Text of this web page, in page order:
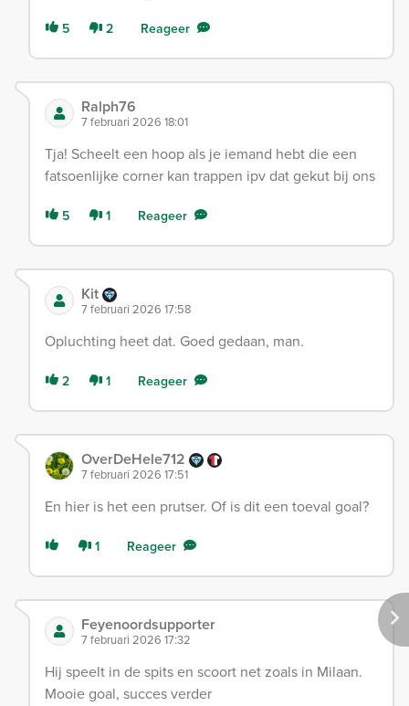
5 2 Reageer
Ralph76
7 februari 2026 18:01
Tja! Scheelt een hoop als je iemand hebt die een
fatsoenlijke corner kan trappen ipv dat gekut bij ons
5 1 Reageer
Kit
7 februari 2026 17:58
Opluchting heet dat. Goed gedaan, man.
2 1 Reageer
OverDeHele712
7 februari 2026 17:51
En hier is het een prutser. Of is dit een toeval goal?
1 Reageer
Feyenoordsupporter
7 februari 2026 17:32
Hij speelt in de spits en scoort net zoals in Milaan.
Mooie goal, succes verder